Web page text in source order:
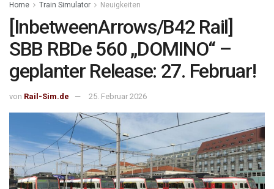
Home Train Simulator Neuigkeiten
[InbetweenArrows/B42 Rail]
SBB RBDe 560 „DOMINO“ –
geplanter Release: 27. Februar!
von Rail-Sim.de 25. Februar 2026